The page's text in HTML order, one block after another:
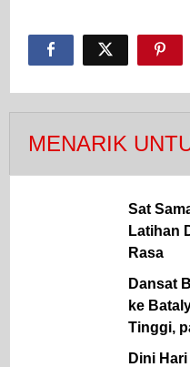
MENARIK
Sat
Latihan
Rasa
Dansat
ke
Tinggi,
dan
Dini